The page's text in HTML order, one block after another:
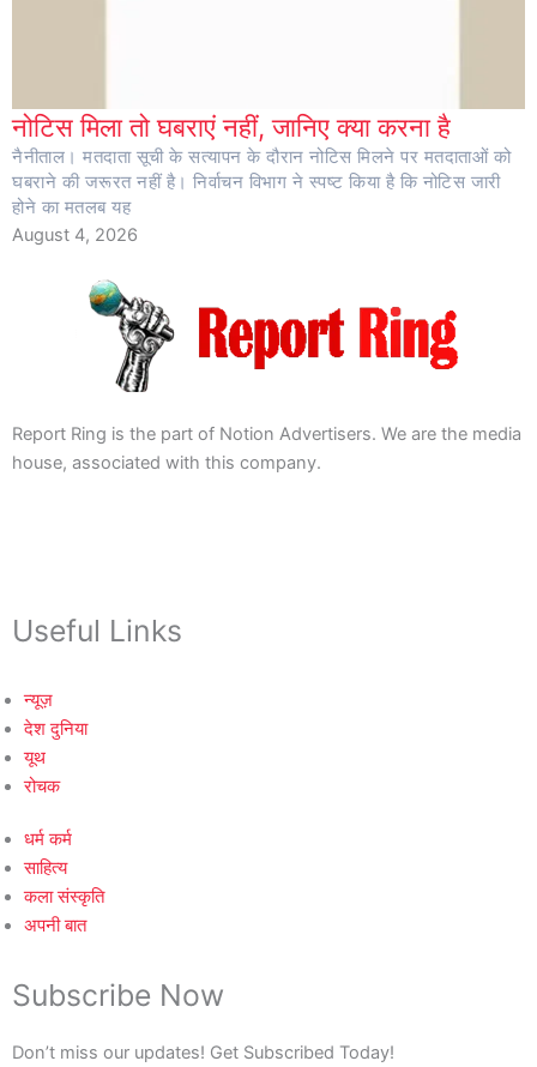
नोटिस मिला तो घबराएं नहीं, जानिए क्या करना है
नैनीताल। मतदाता सूची के सत्यापन के दौरान नोटिस मिलने पर मतदाताओं को
घबराने की जरूरत नहीं है। निर्वाचन विभाग ने स्पष्ट किया है कि नोटिस जारी
होने का मतलब यह
August 4, 2026
Report Ring is the part of Notion Advertisers. We are the media
house, associated with this company.
Useful Links
न्यूज़
देश दुनिया
यूथ
रोचक
धर्म कर्म
साहित्य
कला संस्कृति
अपनी बात
Subscribe Now
Don’t miss our updates! Get Subscribed Today!